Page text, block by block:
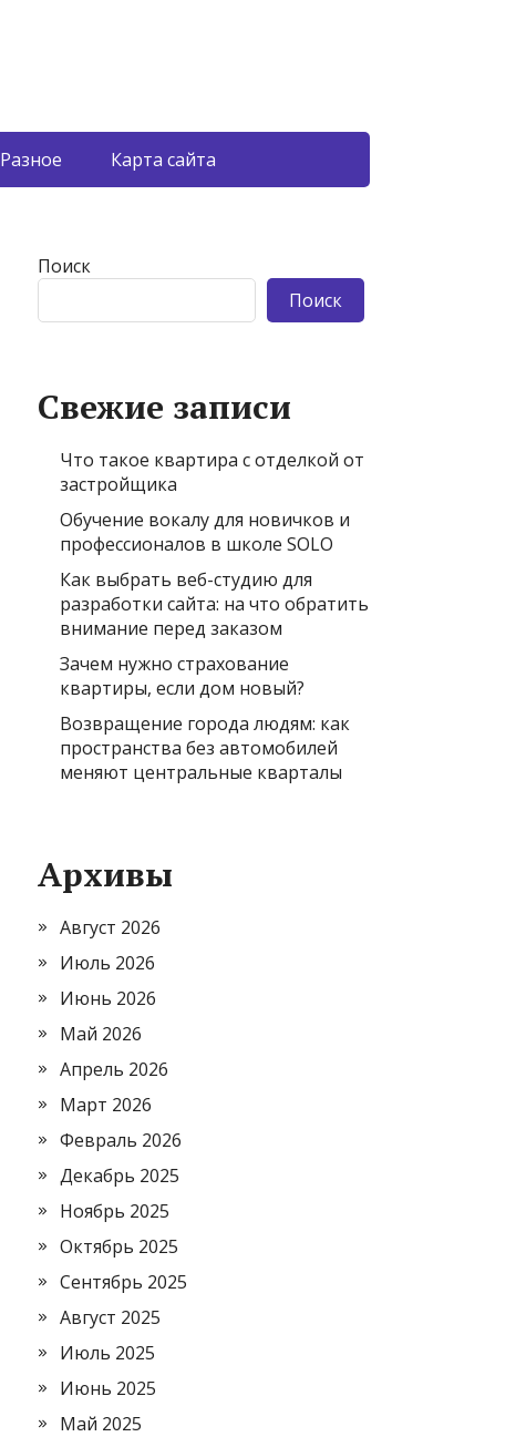
Разное Карта сайта
Поиск
Поиск
Свежие записи
Что такое квартира с отделкой от
застройщика
Обучение вокалу для новичков и
профессионалов в школе SOLO
Как выбрать веб-студию для
разработки сайта: на что обратить
внимание перед заказом
Зачем нужно страхование
квартиры, если дом новый?
Возвращение города людям: как
пространства без автомобилей
меняют центральные кварталы
Архивы
Август 2026
Июль 2026
Июнь 2026
Май 2026
Апрель 2026
Март 2026
Февраль 2026
Декабрь 2025
Ноябрь 2025
Октябрь 2025
Сентябрь 2025
Август 2025
Июль 2025
Июнь 2025
Май 2025